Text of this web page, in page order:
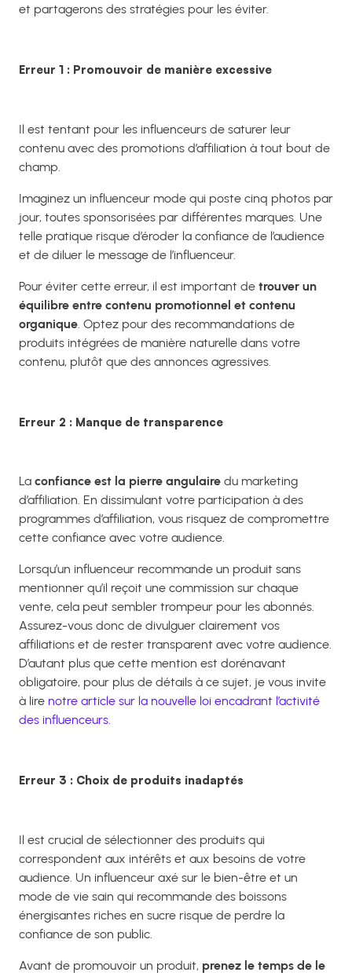
et partagerons des stratégies pour les éviter.
Erreur 1 : Promouvoir de manière excessive
Il est tentant pour les influenceurs de saturer leur
contenu avec des promotions d’affiliation à tout bout de
champ.
Imaginez un influenceur mode qui poste cinq photos par
jour, toutes sponsorisées par différentes marques. Une
telle pratique risque d’éroder la confiance de l’audience
et de diluer le message de l’influenceur.
Pour éviter cette erreur, il est important de trouver un
équilibre entre contenu promotionnel et contenu
organique . Optez pour des recommandations de
produits intégrées de manière naturelle dans votre
contenu, plutôt que des annonces agressives.
Erreur 2 : Manque de transparence
La confiance est la pierre angulaire du marketing
d’affiliation. En dissimulant votre participation à des
programmes d’affiliation, vous risquez de compromettre
cette confiance avec votre audience.
Lorsqu’un influenceur recommande un produit sans
mentionner qu’il reçoit une commission sur chaque
vente, cela peut sembler trompeur pour les abonnés.
Assurez-vous donc de divulguer clairement vos
affiliations et de rester transparent avec votre audience.
D’autant plus que cette mention est dorénavant
obligatoire, pour plus de détails à ce sujet, je vous invite
à lire notre article sur la nouvelle loi encadrant l’activité
des influenceurs.
Erreur 3 : Choix de produits inadaptés
Il est crucial de sélectionner des produits qui
correspondent aux intérêts et aux besoins de votre
audience. Un influenceur axé sur le bien-être et un
mode de vie sain qui recommande des boissons
énergisantes riches en sucre risque de perdre la
confiance de son public.
Avant de promouvoir un produit, prenez le temps de le